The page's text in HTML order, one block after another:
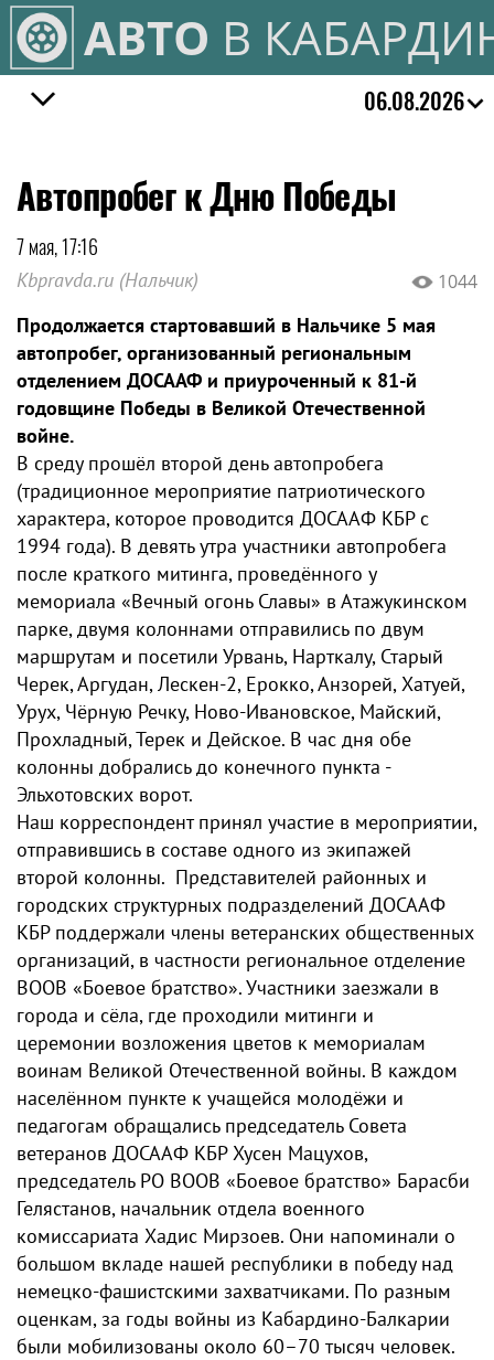
АВТО В
06.08.2026
Автопробег к Дню Победы
7 мая, 17:16
Kbpravda.ru (Нальчик) 1044
Продолжается стартовавший в Нальчике 5 мая
автопробег, организованный региональным
отделением ДОСААФ и приуроченный к 81-й
годовщине Победы в Великой Отечественной
войне.
В среду прошёл второй день автопробега
(традиционное мероприятие патриотического
характера, которое проводится ДОСААФ КБР с
1994 года). В девять утра участники автопробега
после краткого митинга, проведённого у
мемориала «Вечный огонь Славы» в Атажукинском
парке, двумя колоннами отправились по двум
маршрутам и посетили Урвань, Нарткалу, Старый
Черек, Аргудан, Лескен-2, Ерокко, Анзорей, Хатуей,
Урух, Чёрную Речку, Ново-Ивановское, Майский,
Прохладный, Терек и Дейское. В час дня обе
колонны добрались до конечного пункта -
Эльхотовских ворот.
Наш корреспондент принял участие в мероприятии,
отправившись в составе одного из экипажей
второй колонны. Представителей районных и
городских структурных подразделений ДОСААФ
КБР поддержали члены ветеранских общественных
организаций, в частности региональное отделение
ВООВ «Боевое братство». Участники заезжали в
города и сёла, где проходили митинги и
церемонии возложения цветов к мемориалам
воинам Великой Отечественной войны. В каждом
населённом пункте к учащейся молодёжи и
педагогам обращались председатель Совета
ветеранов ДОСААФ КБР Хусен Мацухов,
председатель РО ВООВ «Боевое братство» Барасби
Гелястанов, начальник отдела военного
комиссариата Хадис Мирзоев. Они напоминали о
большом вкладе нашей республики в победу над
немецко-фашистскими захватчиками. По разным
оценкам, за годы войны из Кабардино-Балкарии
были мобилизованы около 60–70 тысяч человек.